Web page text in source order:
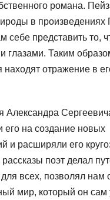
романа.
в произведениях
себе представить то,
глазами. Таким
находят отражение в
Александра
его на создание новых
и расширяли его
рассказы поэт делал
всех, позволял нам
мир, который он сам